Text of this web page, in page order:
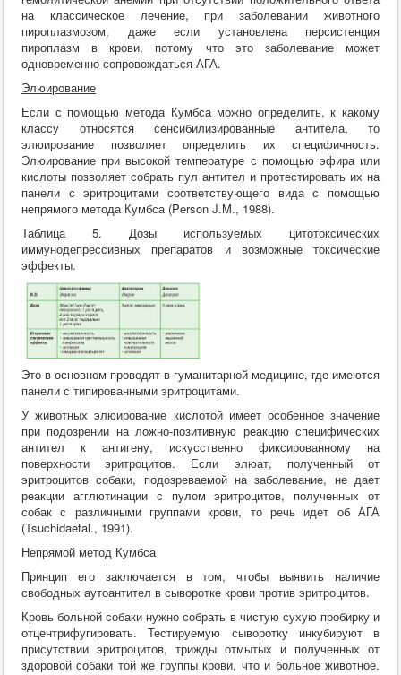
на классическое лечение, при заболевании животного
пироплазмозом, даже если установлена персистенция
пироплазм в крови, потому что это заболевание может
одновременно сопровождаться АГА.
Элюирование
Если с помощью метода Кумбса можно определить, к какому
классу относятся сенсибилизированные антитела, то
элюирование позволяет определить их специфичность.
Элюирование при высокой температуре с помощью эфира или
кислоты позволяет собрать пул антител и протестировать их на
панели с эритроцитами соответствующего вида с помощью
непрямого метода Кумбса (Person J.M., 1988).
Таблица 5. Дозы используемых цитотоксических
иммунодепрессивных препаратов и возможные токсические
эффекты.
Это в основном проводят в гуманитарной медицине, где имеются
панели с типированными эритроцитами.
У животных элюирование кислотой имеет особенное значение
при подозрении на ложно-позитивную реакцию специфических
антител к антигену, искусственно фиксированному на
поверхности эритроцитов. Если элюат, полученный от
эритроцитов собаки, подозреваемой на заболевание, не дает
реакции агглютинации с пулом эритроцитов, полученных от
собак с различными группами крови, то речь идет об АГА
(Tsuchidaetal., 1991).
Непрямой метод Кумбса
Принцип его заключается в том, чтобы выявить наличие
свободных аутоантител в сыворотке крови против эритроцитов.
Кровь больной собаки нужно собрать в чистую сухую пробирку и
отцентрифугировать. Тестируемую сыворотку инкубируют в
присутствии эритроцитов, трижды отмытых и полученных от
здоровой собаки той же группы крови, что и больное животное.